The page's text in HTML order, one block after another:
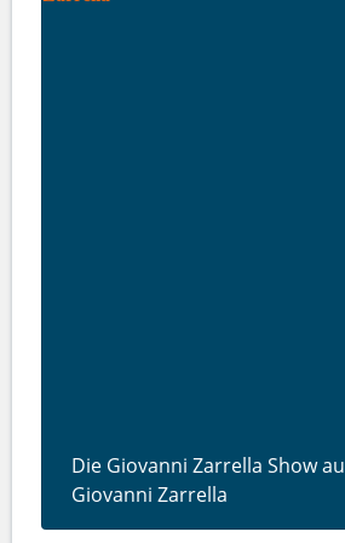
Die Giovanni Zarrella Show
Giovanni Zarrella